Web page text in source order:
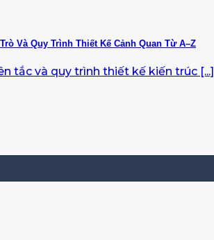
Và Quy Trình Thiết Kế Cảnh Quan Từ A–Z
tắc và quy trình thiết kế kiến trúc [...]